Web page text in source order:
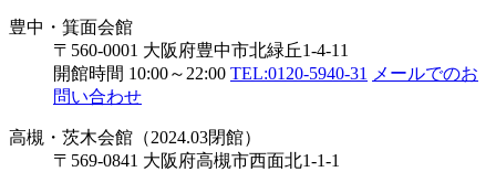
豊中・箕面会館
〒560-0001 大阪府豊中市北緑丘1-4-11
開館時間 10:00～22:00 TEL:0120-5940-31
メールでのお
問い合わせ
高槻・茨木会館（2024.03閉館）
〒569-0841 大阪府高槻市西面北1-1-1